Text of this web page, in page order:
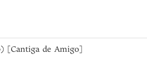
[Cantiga de Amigo]